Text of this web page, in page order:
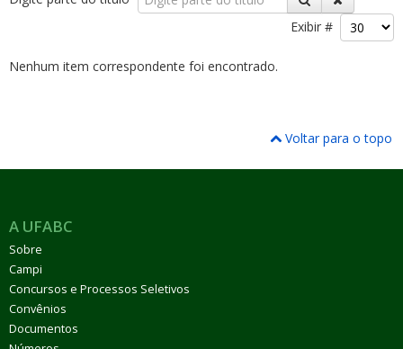
Exibir #
Nenhum item correspondente foi encontrado.
Voltar para o topo
A UFABC
Sobre
Campi
Concursos e Processos Seletivos
Convênios
Documentos